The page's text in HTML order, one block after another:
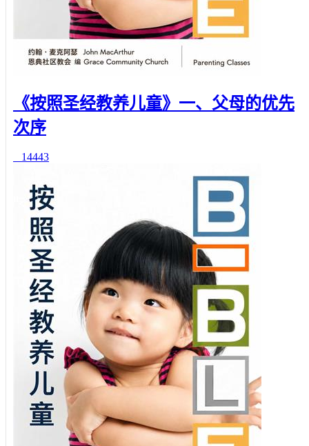
《按照圣经教养儿童》一、父母的优先
次序
14443